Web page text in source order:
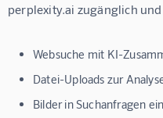
perplexity.ai zugänglich
Websuche mit KI-
Datei-Uploads zur
Bilder in Suchanfragen